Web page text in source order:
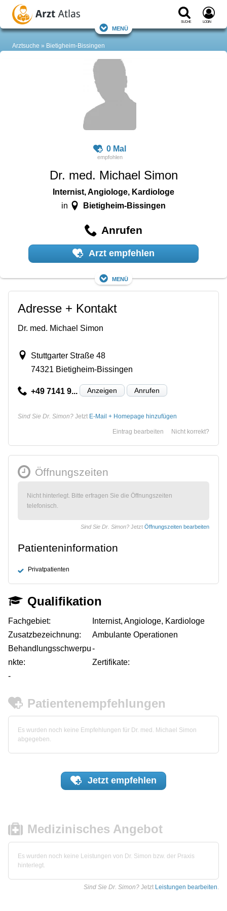
Suche Login
Menü
Arztsuche Bietigheim-Bissingen
0 Mal
Dr. med. Michael Simon
Internist, Angiologe, Kardiologe
in Bietigheim-Bissingen
Anrufen
Arzt empfehlen
Menü
Adresse + Kontakt
Dr. med. Michael Simon
Stuttgarter Straße 48
74321 Bietigheim-Bissingen
+49 7141 9... Anzeigen Anrufen
Sind Sie Dr. Simon? Jetzt E-Mail + Homepage hinzufügen
Nicht korrekt?
Eintrag bearbeiten
Öffnungszeiten
Nicht hinterlegt. Bitte erfragen Sie die Öffnungszeiten
telefonisch.
Sind Sie Dr. Simon? Jetzt Öffnungszeiten bearbeiten
Patienteninformation
Privatpatienten
Qualifikation
Fachgebiet:
Internist, Angiologe, Kardiologe
Zusatzbezeichnung:
Ambulante Operationen
Behandlungsschwerpu
nkte:
-
Zertifikate:
-
Patientenempfehlungen
Es wurden noch keine Empfehlungen für Dr. med. Michael Simon
abgegeben.
Jetzt empfehlen
Medizinisches Angebot
Es wurden noch keine Leistungen von Dr. Simon bzw. der Praxis
hinterlegt.
Sind Sie Dr. Simon? Jetzt Leistungen bearbeiten.